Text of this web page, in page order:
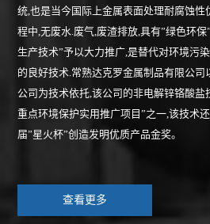
统,也是当今国际上金属表面处理耐腐蚀
程中,无废水.废气,废渣排放,具有”绿色环
生产技术”予以大力推广,是替代对环境污
的良好技术.常熟达克罗金属制品有限公司
公司为技术依托,该公司的非电解锌铬酸盐
重点环境保护实用推广项目”之一,该技术
届”星火杯”创造发明优质产品金奖。
查看更多